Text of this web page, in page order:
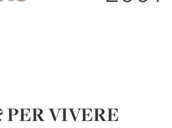
PER VIVERE